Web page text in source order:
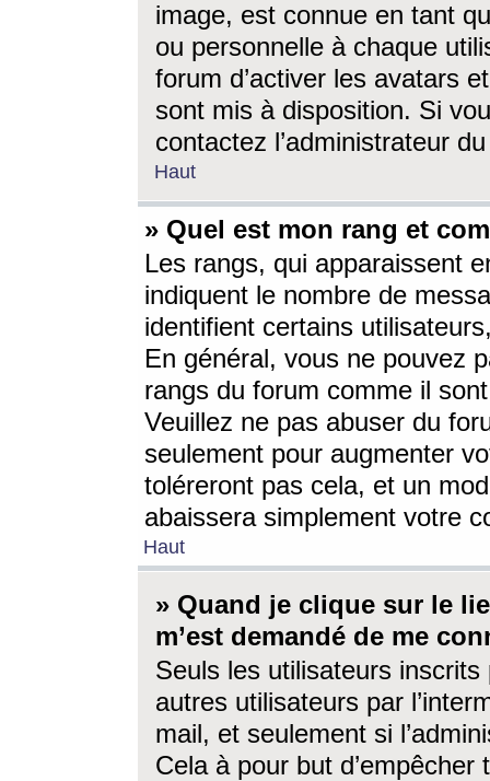
image, est connue en tant
ou personnelle à chaque
forum d’activer les avatars
sont mis à disposition. Si
contactez l’administrateur
Haut
» Quel est mon rang et
Les rangs, qui apparaissent
indiquent le nombre de
identifient certains
En général, vous ne pouvez
rangs du forum comme il
Veuillez ne pas abuser du
seulement pour augmenter
toléreront pas cela, et un
abaissera simplement votre
Haut
» Quand je clique sur le
m’est demandé de me
Seuls les utilisateurs
autres utilisateurs par
mail, et seulement si
Cela à pour but